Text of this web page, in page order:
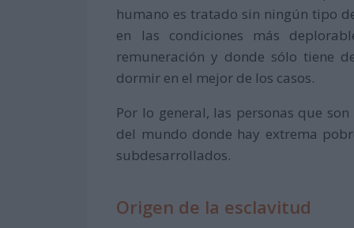
humano es tratado sin ningún tipo
en las condiciones más
remuneración y donde sólo tiene
dormir en el mejor de los casos.
Por lo general, las personas que
del mundo donde hay extrema
subdesarrollados.
Origen de la esclavitud